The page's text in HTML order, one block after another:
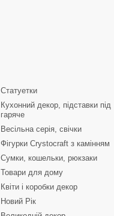
Статуетки
Кухонний декор, підставки під
гаряче
Весільна серія, свічки
Фігурки Crystocraft з камінням
Сумки, кошельки, рюкзаки
Товари для дому
Квіти і коробки декор
Новий Рік